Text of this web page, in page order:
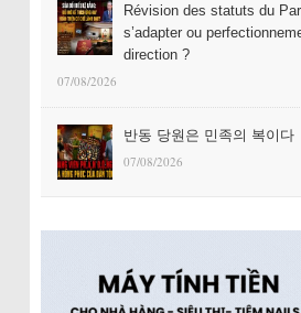
Révision des statuts du
s’adapter ou
direction ?
07/08/2026
반동 당원은 민족의 복이다
07/08/2026